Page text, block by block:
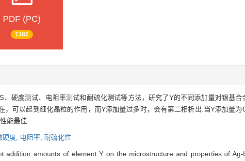
PDF (PC)
1382
、硬度测试、电阻率测试和耐硫化测试等方法，研究了Y的不同添加量对银基
，可以起到细化晶粒的作用，而Y添加量过多时，会有第二相析出.当Y添加量
能最佳.
硬度, 电阻率, 耐硫化性
addition amounts of element Y on the microstructure and properties of